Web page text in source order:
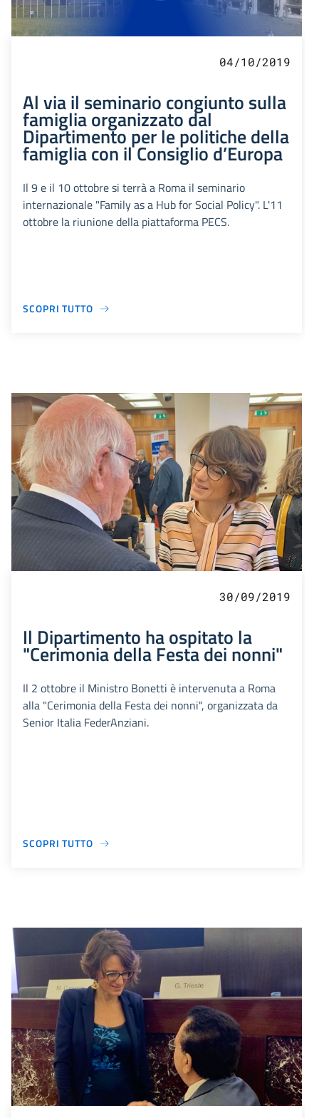
04/10/2019
Al via il seminario congiunto sulla
famiglia organizzato dal
Dipartimento per le politiche della
famiglia con il Consiglio d’Europa
Il 9 e il 10 ottobre si terrà a Roma il seminario
internazionale "Family as a Hub for Social Policy". L'11
ottobre la riunione della piattaforma PECS.
SCOPRI TUTTO
30/09/2019
Il Dipartimento ha ospitato la
"Cerimonia della Festa dei nonni"
Il 2 ottobre il Ministro Bonetti è intervenuta a Roma
alla "Cerimonia della Festa dei nonni", organizzata da
Senior Italia FederAnziani.
SCOPRI TUTTO